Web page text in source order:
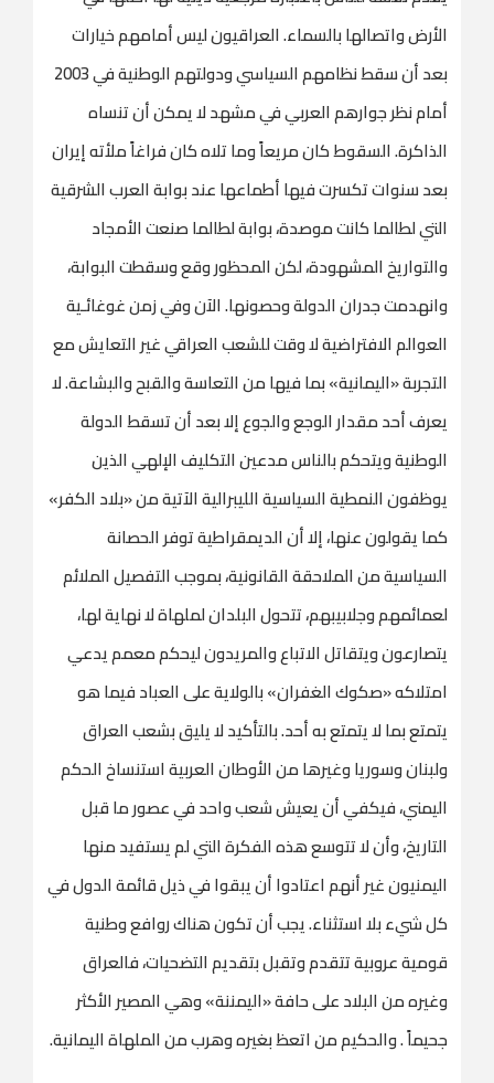
الأرض واتصالها بالسماء. العراقيون ليس أمامهم خيارات
بعد أن سقط نظامهم السياسي ودولتهم الوطنية في 2003
أمام نظر جوارهم العربي في مشهد لا يمكن أن تنساه
الذاكرة. السقوط كان مريعاً وما تلاه كان فراغاً ملأته إيران
بعد سنوات تكسرت فيها أطماعها عند بوابة العرب الشرقية
التي لطالما كانت موصدة، بوابة لطالما صنعت الأمجاد
والتواريخ المشهودة، لكن المحظور وقع وسقطت البوابة،
وانهدمت جدران الدولة وحصونها. الآن وفي زمن غوغائـية
العوالم الافتراضية لا وقت للشعب العراقي غير التعايش مع
التجربة «اليمانية» بما فيها من التعاسة والقبح والبشاعة. لا
يعرف أحد مقدار الوجع والجوع إلا بعد أن تسقط الدولة
الوطنية ويتحكم بالناس مدعين التكليف الإلهي الذين
يوظفون النمطية السياسية الليبرالية الآتية من «بلاد الكفر»
كما يقولون عنها، إلا أن الديمقراطية توفر الحصانة
السياسية من الملاحقة القانونية، بموجب التفصيل الملائم
لعمائمهم وجلابيبهم، تتحول البلدان لملهاة لا نهاية لها،
يتصارعون ويتقاتل الاتباع والمريدون ليحكم معمم يدعي
امتلاكه «صكوك الغفران» بالولاية على العباد فيما هو
يتمتع بما لا يتمتع به أحد. بالتأكيد لا يليق بشعب العراق
ولبنان وسوريا وغيرها من الأوطان العربية استنساخ الحكم
اليمني، فيكفي أن يعيش شعب واحد في عصور ما قبل
التاريخ، وأن لا تتوسع هذه الفكرة التي لم يستفيد منها
اليمنيون غير أنهم اعتادوا أن يبقوا في ذيل قائمة الدول في
كل شيء بلا استثناء. يجب أن تكون هناك روافع وطنية
قومية عروبية تتقدم وتقبل بتقديم التضحيات، فالعراق
وغيره من البلاد على حافة «اليمننة» وهي المصير الأكثر
جحيماً . والحكيم من اتعظ بغيره وهرب من الملهاة اليمانية.